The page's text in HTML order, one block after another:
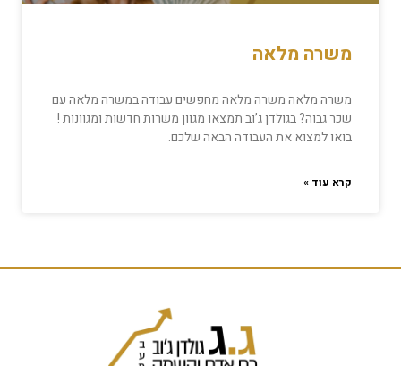
משרה מלאה
משרה מלאה משרה מלאה מחפשים עבודה במשרה מלאה עם
שכר גבוה? בגולדן ג’וב תמצאו מגוון משרות חדשות ומגוונות !
בואו למצוא את העבודה הבאה שלכם.
קרא עוד »